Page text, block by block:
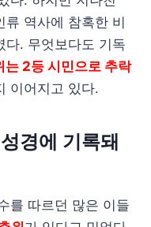
류 역사에 참혹한 비
다. 무엇보다도 기독
는 2등 시민으로 추락
이어지고 있다.
경에 기록돼
를 따르던 많은 이들